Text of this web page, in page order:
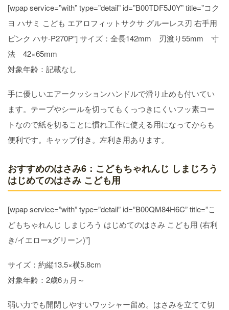
[wpap service=”with” type=”detail” id=”B00TDF5J0Y” title=”コク
ヨ ハサミ こども エアロフィットサクサ グルーレス刃 右手用
ピンク ハサ-P270P”] サイズ：全長142mm 刃渡り55mm 寸
法 42×65mm
対象年齢：記載なし
手に優しいエアークッションハンドルで滑り止めも付いてい
ます。テープやシールを切ってもくっつきにくいフッ素コー
トなので紙を切ることに慣れ工作に使える用になってからも
便利です。キャップ付き。左利き用あります。
おすすめのはさみ6：こどもちゃれんじ しまじろう
はじめてのはさみ こども用
[wpap service=”with” type=”detail” id=”B00QM84H6C” title=”こ
どもちゃれんじ しまじろう はじめてのはさみ こども用 (右利
き/イエローxグリーン)”]
サイズ：約縦13.5×横5.8cm
対象年齢：2歳6ヵ月～
弱い力でも開閉しやすいワッシャー留め。はさみを立てて切